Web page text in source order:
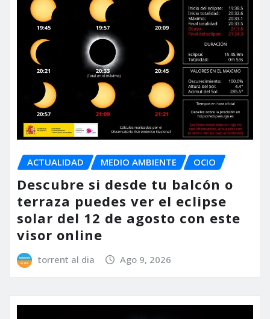
ACTUALIDAD MEDIO AMBIENTE OCIO
Descubre si desde tu balcón o
terraza puedes ver el eclipse
solar del 12 de agosto con este
visor online
torrent al dia Ago 9, 2026